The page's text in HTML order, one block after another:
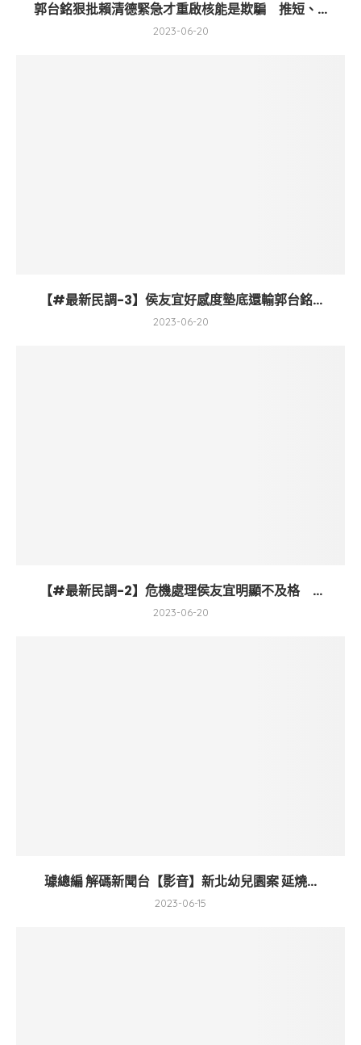
郭台銘狠批賴清德緊急才重啟核能是欺騙 推短、...
2023-06-20
【#最新民調-3】侯友宜好感度墊底還輸郭台銘...
2023-06-20
【#最新民調-2】危機處理侯友宜明顯不及格 ...
2023-06-20
璩總編 解碼新聞台【影音】新北幼兒園案 延燒...
2023-06-15